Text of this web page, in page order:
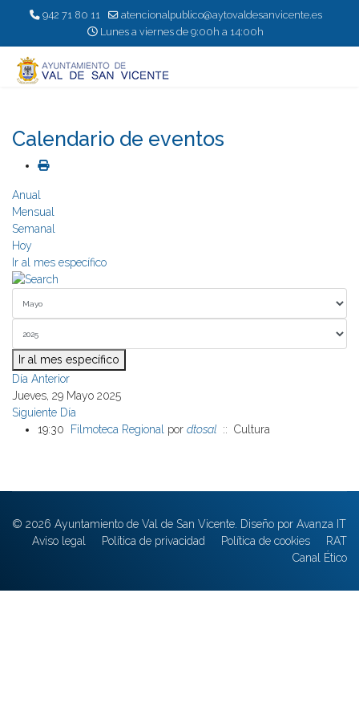
942 71 80 11
atencionalpublico@aytovaldesanvicente.es
Lunes a viernes de 9:00h a 14:00h
Calendario de eventos
Anual
Mensual
Semanal
Hoy
Ir al mes específico
Ir al mes específico
Día Anterior
Jueves, 29 Mayo 2025
Siguiente Día
19:30
Filmoteca Regional por dtosal :: Cultura
© 2026 Ayuntamiento de Val de San Vicente. Diseño por Avanza IT
Aviso legal
Política de privacidad Política de cookies
RAT
Canal Ético